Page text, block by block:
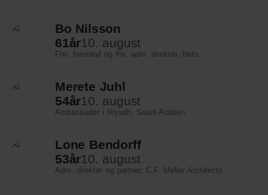
Bo Nilsson
61år10. august
Fhv. formand og fhv. adm. direktør, Nets
Merete Juhl
54år10. august
Ambassadør i Riyadh, Saudi-Arabien
Lone Bendorff
53år10. august
Adm. direktør og partner, C.F. Møller Architects